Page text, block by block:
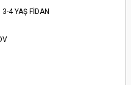
3-4 YAŞ FİDAN